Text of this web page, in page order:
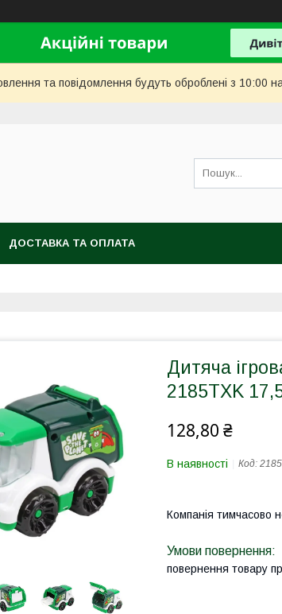
та повідомлення будуть оброблені з 10:00
ДОСТАВКА ТА ОПЛАТА
Дитяча
2185TXK
128,80 ₴
В наявності Код:
Компанія тимчасово
повернення товару